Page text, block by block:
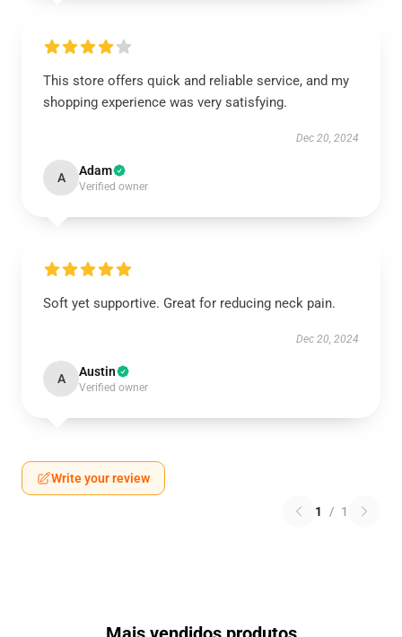
This store offers quick and reliable service, and my
shopping experience was very satisfying.
Dec 20, 2024
A Adam
Verified owner
Soft yet supportive. Great for reducing neck pain.
Dec 20, 2024
A Austin
Verified owner
Write your review
1 / 1